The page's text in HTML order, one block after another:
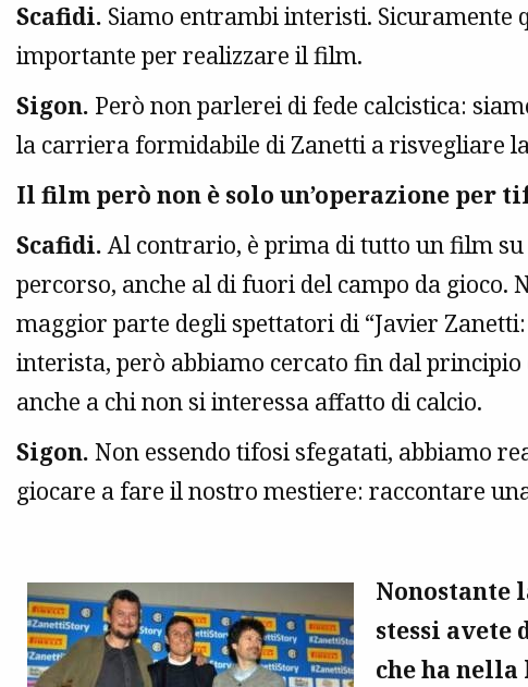
Scafidi. Siamo entrambi interisti. Sicuramente
importante per realizzare il film.
Sigon. Però non parlerei di fede calcistica:
la carriera formidabile di Zanetti a risvegliare
Il film però non è solo un’operazione per
Scafidi.Al contrario, è prima di tutto un film
percorso, anche al di fuori del campo da gioco.
maggior parte degli spettatori di “Javier
interista, però abbiamo cercato fin dal
anche a chi non si interessa affatto di calcio.
Sigon. Non essendo tifosi sfegatati, abbiamo
giocare a fare il nostro mestiere: raccontare
Nonostante
stessi avete
che ha